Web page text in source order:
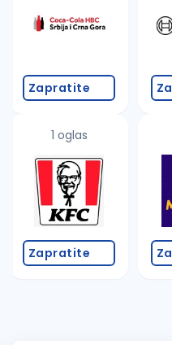
Zapratite
1 oglas
Zapratite